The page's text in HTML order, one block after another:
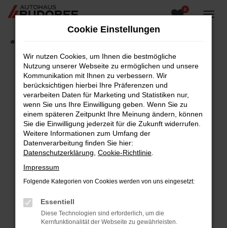
Zum
0
Fehler: Network Error
Beim Laden ist ein Fehler aufgetreten.
Hier sind ein paar Tipps, die dir helfen können:
Überprüfe deine Firewall und deine
Internetverbindung.
Laden andere Webseiten, zum Beispiel deine
Suchmaschine?
Prüfe deine Browsererweiterungen.
Manche Erweiterungen, wie Werbeblocker,
können das Laden bestimmter Seiten
verhindern. Funktioniert die Seite in einem
Cookie Einstellungen
Wir nutzen Cookies, um Ihnen die bestmögliche
Nutzung unserer Webseite zu ermöglichen und unsere
Kommunikation mit Ihnen zu verbessern. Wir
berücksichtigen hierbei Ihre Präferenzen und
verarbeiten Daten für Marketing und Statistiken nur,
wenn Sie uns Ihre Einwilligung geben. Wenn Sie zu
einem späteren Zeitpunkt Ihre Meinung ändern, können
Sie die Einwilligung jederzeit für die Zukunft widerrufen.
Weitere Informationen zum Umfang der
Datenverarbeitung finden Sie hier:
Datenschutzerklärung Cookie-Richtlinie
Impressum
Folgende Kategorien von Cookies werden von uns eingesetzt:
Essentiell
Diese Technologien sind erforderlich, um die
Kernfunktionalität der Webseite zu gewährleisten.